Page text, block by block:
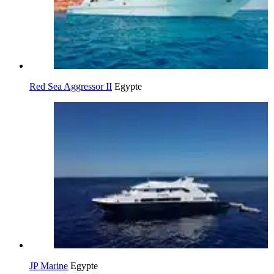
Red Sea Aggressor II Egypte
JP Marine Egypte